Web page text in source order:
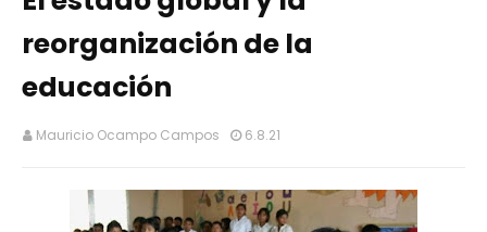
reorganización de la
educación
Mauricio Ocampo Campos 6.8.21